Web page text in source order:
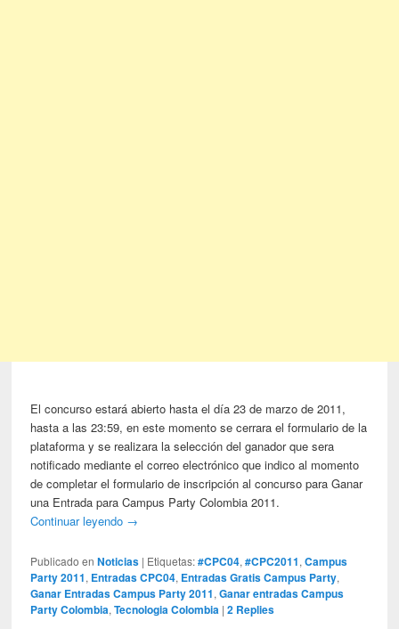
El concurso estará abierto hasta el día 23 de marzo de 2011,
hasta a las 23:59, en este momento se cerrara el formulario de la
plataforma y se realizara la selección del ganador que sera
notificado mediante el correo electrónico que indico al momento
de completar el formulario de inscripción al concurso para Ganar
una Entrada para Campus Party Colombia 2011.
Continuar leyendo →
Publicado en Noticias | Etiquetas: #CPC04,#CPC2011,Campus
Party 2011, Entradas CPC04, Entradas Gratis Campus Party,
Ganar Entradas Campus Party 2011,Ganar entradas Campus
Party Colombia,Tecnologia Colombia |2 Replies